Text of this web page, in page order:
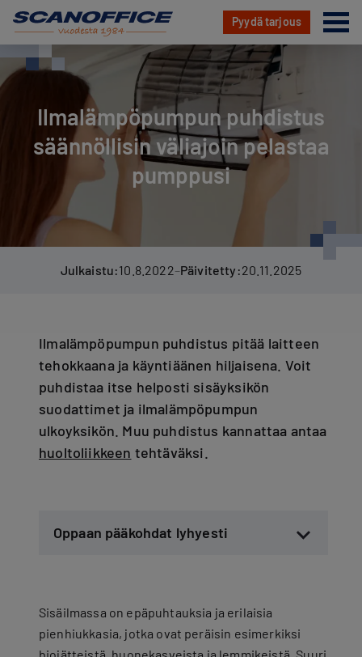
sisältöön
Pyydä tarjous
Ilmalämpöpumpun puhdistus
säännöllisin väliajoin pelastaa
pumppusi
Julkaistu:10.8.2022–Päivitetty:20.11.2025
Ilmalämpöpumpun puhdistus pitää laitteen
tehokkaana ja käyntiäänen hiljaisena. Voit
puhdistaa itse helposti sisäyksikön
suodattimet ja ilmalämpöpumpun
ulkoyksikön. Muu puhdistus kannattaa antaa
huoltoliikkeen tehtäväksi.
Oppaan pääkohdat lyhyesti
Sisäilmassa on epäpuhtauksia ja erilaisia
pienhiukkasia, jotka ovat peräisin esimerkiksi